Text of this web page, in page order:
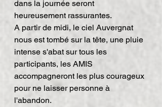
dans la journée seront
heureusement rassurantes.
A partir de midi, le ciel Auvergnat
nous est tombé sur la tête, une pluie
intense s'abat sur tous les
participants, les AMIS
accompagneront les plus courageux
pour ne laisser personne à
l'abandon.